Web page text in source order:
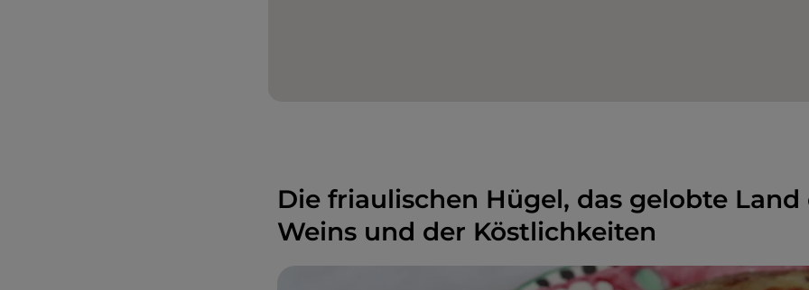
Die friaulischen Hügel, das gelobte Land
Weins und der Köstlichkeiten